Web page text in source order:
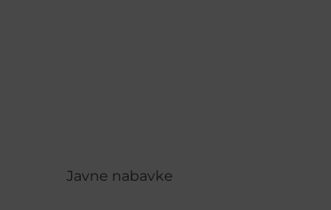
Javne nabavke